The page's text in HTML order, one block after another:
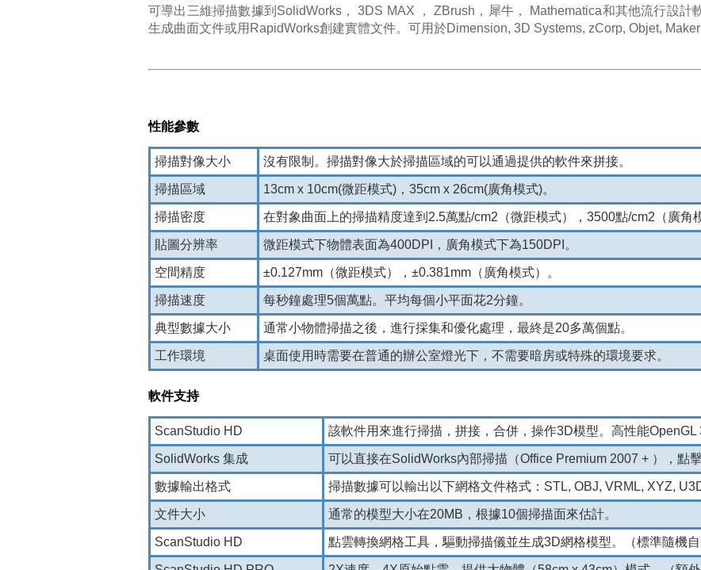
可導出三維掃描數據到SolidWorks， 3DS MAX ， ZBrush，犀牛， Mathematica和其他流行設計
生成曲面文件或用RapidWorks創建實體文件。 可用於Dimension, 3D Systems, zCorp, Objet,
性能參數
掃描對像大小 沒有限制。 掃描對像大於掃描區域的可以通過提供的軟件來拼接。
掃描區域 13cm x 10cm(微距模式)，35cm x 26cm(廣角模式)。
掃描密度 在對象曲面上的掃描精度達到2.5萬點/cm2（微距模式），3500點/cm2（廣角
貼圖分辨率 微距模式下物體表面為400DPI，廣角模式下為150DPI。
空間精度 ±0.127mm（微距模式），±0.381mm（廣角模式）。
掃描速度 每秒鐘處理5個萬點。 平均每個小平面花2分鐘。
典型數據大小 通常小物體掃描之後，進行採集和優化處理，最終是20多萬個點。
工作環境 桌面使用時需要在普通的辦公室燈光下，不需要暗房或特殊的環境要求。
軟件支持
ScanStudio HD 該軟件用來進行掃描，拼接，合併，操作3D模型。 高性能OpenGL
SolidWorks 集成 可以直接在SolidWorks內部掃描（Office Premium 2007 + ），點
數據輸出格式 掃描數據可以輸出以下網格文件格式：STL, OBJ, VRML, XYZ,
文件大小 通常的模型大小在20MB，根據10個掃描面來估計。
ScanStudio HD 點雲轉換網格工具，驅動掃描儀並生成3D網格模型。 （標準隨機自